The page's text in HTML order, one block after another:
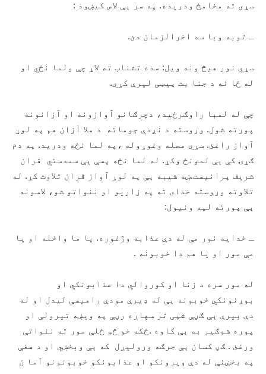
سړی ته مخامخ ودریده. په سر ېې لاس کیښود :
ـ توبه وبا سه اخرالزمان دئ.
سړي نور هیڅ ونه ویل: سده تشناب ته لاړ چې ولما نځي او
له ځا نه د جنا بت پیټی لیرې کړي.
چې له لمبا راوګرځید، دچرګانو آوازونه او آزانونه
پورته شول. وروسته د نږدې جوماته د ملا آزان هم په لوړ
آواز راغئ. سړي مصله وغوړوله ،په لما نځه ودرید. په دم
ګړۍ کې ېې لمونځ وکړ. له لما نځه پسې ېې سمدستي قران
شریف پرانیست.ښه شیبه ېې په لوړ آواز قران تلاوت کړ. له
تلاوته وروسته خدای ته په زاریو او ننواتو شو، لاسونه
ېې پورته لپه ونیول:
ـ خدایه نور مې له دې عذابه وژغوره. یا ما واخله او یا
مې مور او یا هم دا خوبونه .
له مور سره د زنا او کوروالي دا عذابونکي او
بوږنونکي خوبونه ېې له ډیرې مودې راهیسې لیدل او له
دې بیرې ېې ګڼې شپی تر سهاره رڼې په ویښه تیرولې او
پوره شوګیر به ېې کاوه .ځکه خو څو ځلې مور ته ننواتې
ورغئ . ګڼ کسان ېې جرګه ورولیږل که ېې وبخښي او د هغې
په بخښنې له دې ویرونکو او عذابونکو خوبونونو آما ن